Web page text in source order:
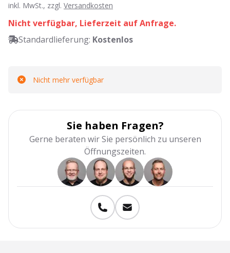
inkl. MwSt., zzgl. Versandkosten
Nicht verfügbar, Lieferzeit auf Anfrage.
Standardlieferung: Kostenlos
Nicht mehr verfügbar
Sie haben Fragen?
Gerne beraten wir Sie persönlich zu unseren
Öffnungszeiten.